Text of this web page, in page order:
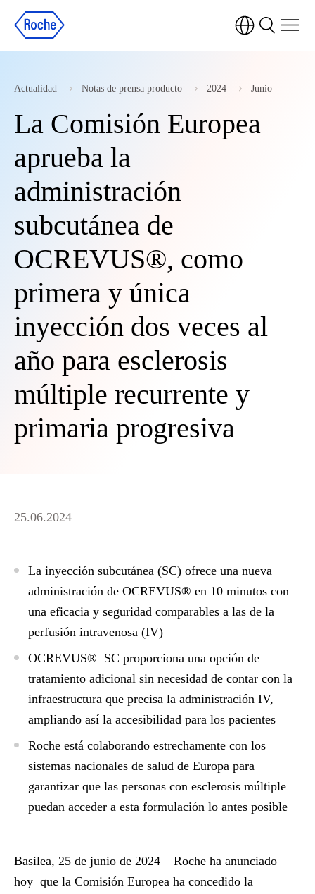
Actualidad Notas de prensa producto 2024 Junio
La Comisión Europea
aprueba la
administración
subcutánea de
OCREVUS®, como
primera y única
inyección dos veces al
año para esclerosis
múltiple recurrente y
primaria progresiva
25.06.2024
La inyección subcutánea (SC) ofrece una nueva
administración de OCREVUS® en 10 minutos con
una eficacia y seguridad comparables a las de la
perfusión intravenosa (IV)
OCREVUS® SC proporciona una opción de
tratamiento adicional sin necesidad de contar con la
infraestructura que precisa la administración IV,
ampliando así la accesibilidad para los pacientes
Roche está colaborando estrechamente con los
sistemas nacionales de salud de Europa para
garantizar que las personas con esclerosis múltiple
puedan acceder a esta formulación lo antes posible
Basilea, 25 de junio de 2024 –Roche ha anunciado
hoy que la Comisión Europea ha concedido la